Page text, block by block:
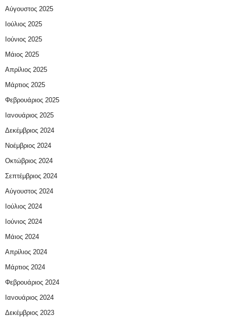
Αύγουστος 2025
Ιούλιος 2025
Ιούνιος 2025
Μάιος 2025
Απρίλιος 2025
Μάρτιος 2025
Φεβρουάριος 2025
Ιανουάριος 2025
Δεκέμβριος 2024
Νοέμβριος 2024
Οκτώβριος 2024
Σεπτέμβριος 2024
Αύγουστος 2024
Ιούλιος 2024
Ιούνιος 2024
Μάιος 2024
Απρίλιος 2024
Μάρτιος 2024
Φεβρουάριος 2024
Ιανουάριος 2024
Δεκέμβριος 2023